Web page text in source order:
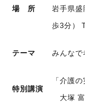
場 所 岩手県盛
歩3分）
テーマ みんなで
特別講演
「介護の
大塚 富